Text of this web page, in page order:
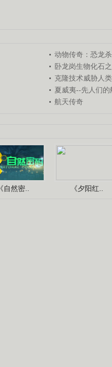
动物传奇：恐龙
卧龙岗生物化石
克隆技术威胁人
夏威夷--先人们的
航天传奇
《自然密.. 《夕阳红..